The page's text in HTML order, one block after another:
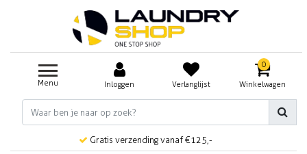
Menu Inloggen Verlanglijst
0
Winkelwagen
Gratis verzending vanaf €125,-